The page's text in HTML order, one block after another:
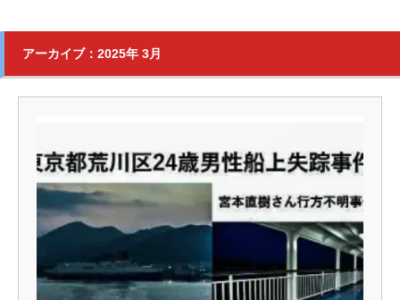
アーカイブ：2025年 3月